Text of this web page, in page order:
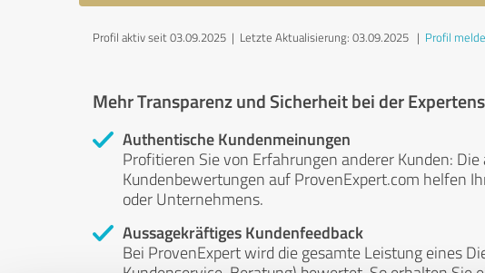
Profil aktiv seit 03.09.2025 | Letzte Aktualisierung: 03.09.2025 | Profil
Mehr Transparenz und Sicherheit bei der
Authentische Kundenmeinungen
Profitieren Sie von Erfahrungen anderer Kunden:
Kundenbewertungen auf ProvenExpert.com helfen
oder Unternehmens.
Aussagekräftiges Kundenfeedback
Bei ProvenExpert wird die gesamte Leistung eines